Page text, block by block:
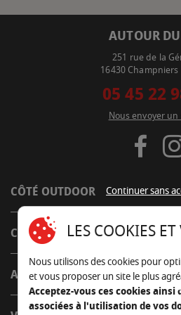
AUTOUR
251 rue de la
16430 Champniers
05 45 22
Nous envoyer un
CÔTÉ OUTDOOR
CÔTÉ INDOOR
AUTOUR DE LA TABLE
Continuer sans
LES COOKIES
Nous utilisons des cookies pour
et vous proposer un site le plus
Acceptez-vous ces cookies
associées à l'utilisation de vos